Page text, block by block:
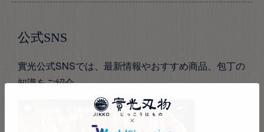
公式SNS
實光公式SNSでは、最新情報やおすすめ商品、包丁の
知識をご紹介。